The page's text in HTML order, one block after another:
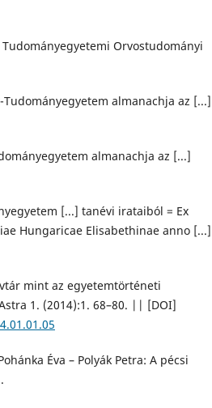
Orvostudományi
almanachja az [...]
almanachja az [...]
[...] tanévi irataiból = Ex
Hungaricae Elisabethinae anno [...]
mint az egyetemtörténeti
1. (2014):1. 68–80. || [DOI]
Éva – Polyák Petra: A pécsi